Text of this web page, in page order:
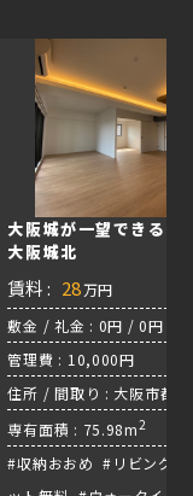
大阪城が一望できる２
大阪城北
賃料 : 28万円
敷金 / 礼金 : 0円 / 0円
管理費 : 10,000円
住所 / 間取り : 大阪市都
/ JR東西線『大阪城北詰
専有面積 : 75.98m2
#収納おおめ #リビング